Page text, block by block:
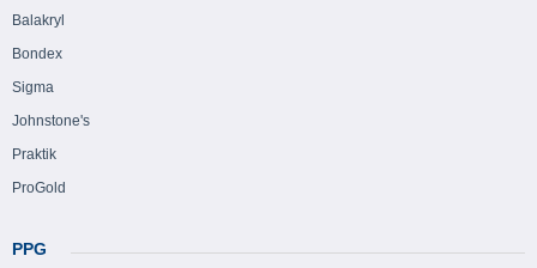
Balakryl
Bondex
Sigma
Johnstone's
Praktik
ProGold
PPG